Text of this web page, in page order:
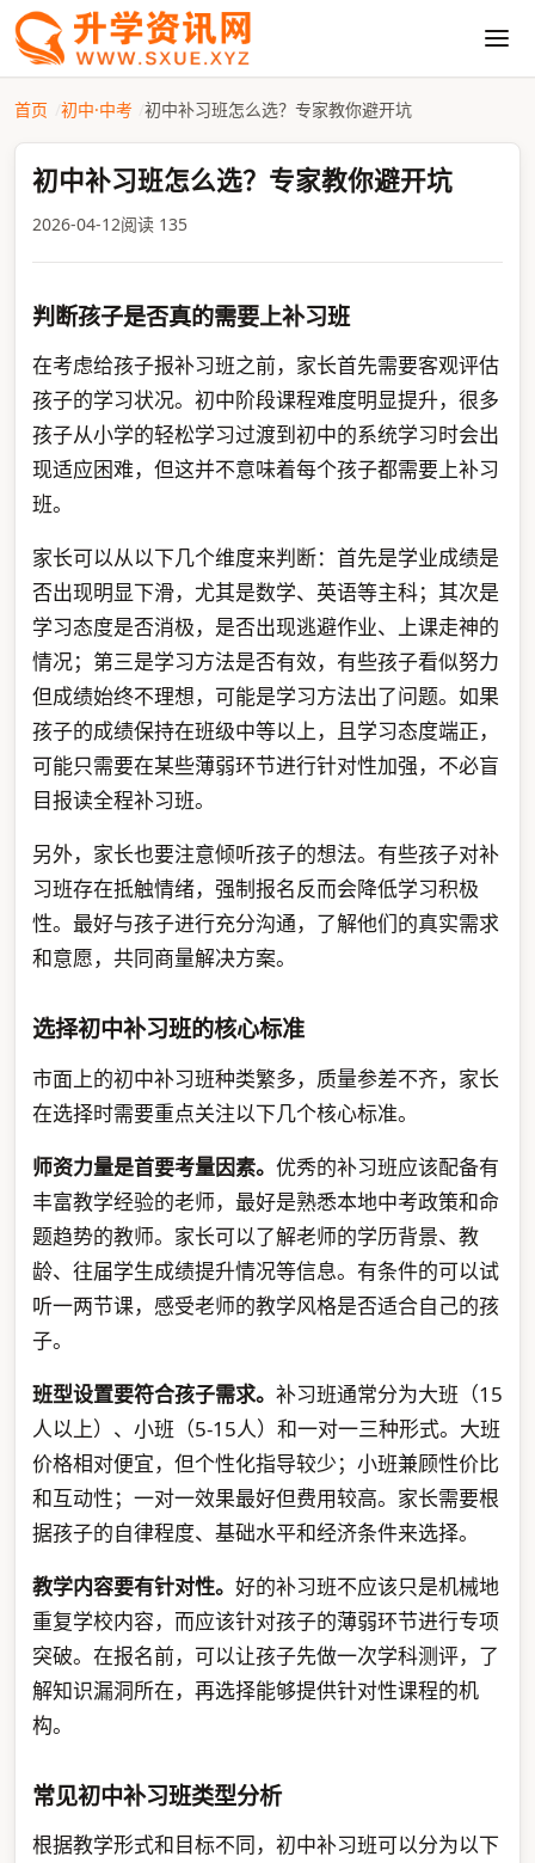
首页 初中·中考 初中补习班怎么选？专家教你避开坑
初中补习班怎么选？专家教你避开坑
2026-04-12阅读 135
判断孩子是否真的需要上补习班
在考虑给孩子报补习班之前，家长首先需要客观评估
孩子的学习状况。初中阶段课程难度明显提升，很多
孩子从小学的轻松学习过渡到初中的系统学习时会出
现适应困难，但这并不意味着每个孩子都需要上补习
班。
家长可以从以下几个维度来判断：首先是学业成绩是
否出现明显下滑，尤其是数学、英语等主科；其次是
学习态度是否消极，是否出现逃避作业、上课走神的
情况；第三是学习方法是否有效，有些孩子看似努力
但成绩始终不理想，可能是学习方法出了问题。如果
孩子的成绩保持在班级中等以上，且学习态度端正，
可能只需要在某些薄弱环节进行针对性加强，不必盲
目报读全程补习班。
另外，家长也要注意倾听孩子的想法。有些孩子对补
习班存在抵触情绪，强制报名反而会降低学习积极
性。最好与孩子进行充分沟通，了解他们的真实需求
和意愿，共同商量解决方案。
选择初中补习班的核心标准
市面上的初中补习班种类繁多，质量参差不齐，家长
在选择时需要重点关注以下几个核心标准。
师资力量是首要考量因素。 优秀的补习班应该配备有
丰富教学经验的老师，最好是熟悉本地中考政策和命
题趋势的教师。家长可以了解老师的学历背景、教
龄、往届学生成绩提升情况等信息。有条件的可以试
听一两节课，感受老师的教学风格是否适合自己的孩
子。
班型设置要符合孩子需求。 补习班通常分为大班（15
人以上）、小班（5-15人）和一对一三种形式。大班
价格相对便宜，但个性化指导较少；小班兼顾性价比
和互动性；一对一效果最好但费用较高。家长需要根
据孩子的自律程度、基础水平和经济条件来选择。
教学内容要有针对性。 好的补习班不应该只是机械地
重复学校内容，而应该针对孩子的薄弱环节进行专项
突破。在报名前，可以让孩子先做一次学科测评，了
解知识漏洞所在，再选择能够提供针对性课程的机
构。
常见初中补习班类型分析
根据教学形式和目标不同，初中补习班可以分为以下